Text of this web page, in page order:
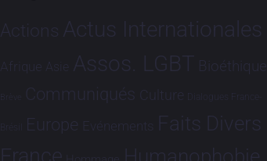
Actions Actus Internationales
Afrique Asie Assos. LGBT Bioéthique
Brève Communiqués Culture Dialogues France-
Brésil Europe Evénements Faits Divers
Humanophobie